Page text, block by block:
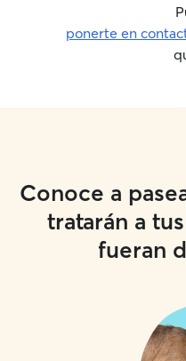
ponerte en
Conoce a
tratarán a
fueran